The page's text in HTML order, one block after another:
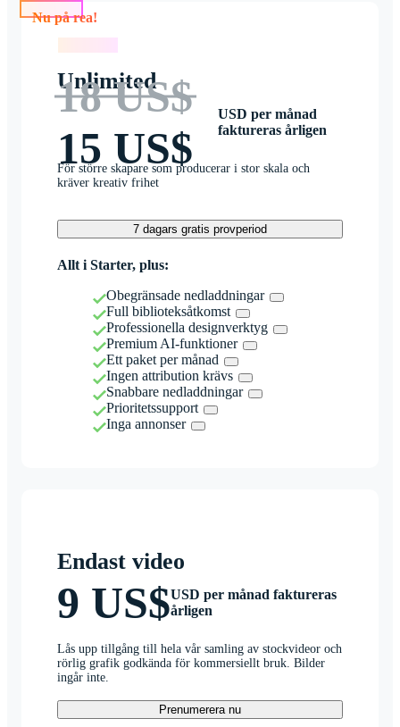
Nu på rea!
Unlimited
18 US$
15 US$
USD per månad
faktureras årligen
För större skapare som producerar i stor skala och
kräver kreativ frihet
7 dagars gratis provperiod
Allt i Starter, plus:
Obegränsade nedladdningar
Full biblioteksåtkomst
Professionella designverktyg
Premium AI-funktioner
Ett paket per månad
Ingen attribution krävs
Snabbare nedladdningar
Prioritetssupport
Inga annonser
Endast video
9 US$USD per månad faktureras
årligen
Lås upp tillgång till hela vår samling av stockvideor och
rörlig grafik godkända för kommersiellt bruk. Bilder
ingår inte.
Prenumerera nu